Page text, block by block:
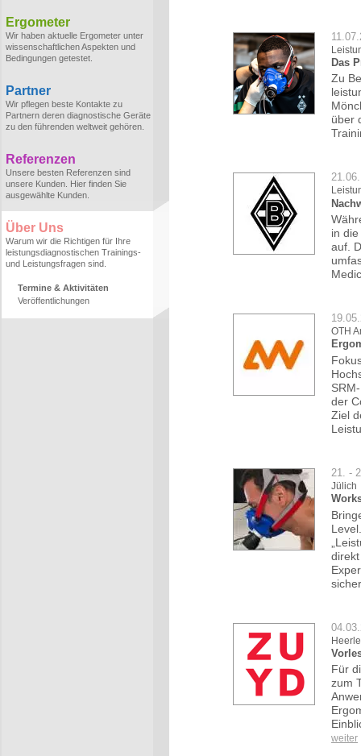
Ergometer
Wir haben aktuelle Ergometer unter
wissenschaftlichen Aspekten und
Bedingungen getestet.
Partner
Wir pflegen beste Kontakte zu
Partnern deren diagnostische Geräte
zu den führenden weltweit gehören.
Referenzen
Unsere besten Referenzen sind
unsere Kunden. Hier finden Sie
ausgewählte Kunden.
Über Uns
Warum wir die Richtigen für Ihre
leistungsdiagnostischen Trainings-
und Leistungsfragen sind.
Termine & Aktivitäten
Veröffentlichungen
Das
Zu
über
in
auf.
OTH
der
Ziel
21. -
Jülich
Für
zum
weiter